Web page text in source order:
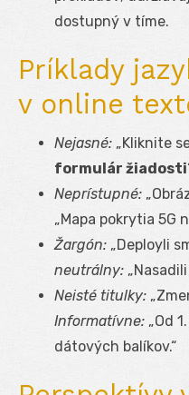
dostupný v tíme.
Príklady
v online
Nejasné: „Kliknite
formulár žiadosti
Neprístupné:
„Mapa pokrytia 5G
Žargón: „Deployli
neutrálny:
Neisté titulky:
Informatívne: „Od
dátových balíkov.“